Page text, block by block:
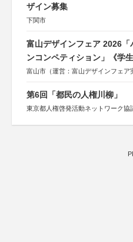
ザイン募集
下関市
富山デザインフェア 2026「
ンコンペティション」《学生
富山市（運営：富山デザインフェア
第6回「都民の人権川柳」
東京都人権啓発活動ネットワーク協